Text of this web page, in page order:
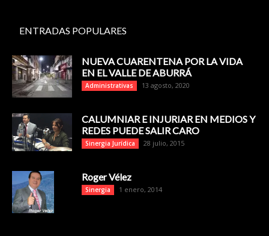
ENTRADAS POPULARES
NUEVA CUARENTENA POR LA VIDA
EN EL VALLE DE ABURRÁ
Administrativas 13 agosto, 2020
CALUMNIAR E INJURIAR EN MEDIOS Y
REDES PUEDE SALIR CARO
Sinergia Jurídica 28 julio, 2015
Roger Vélez
Sinergia 1 enero, 2014